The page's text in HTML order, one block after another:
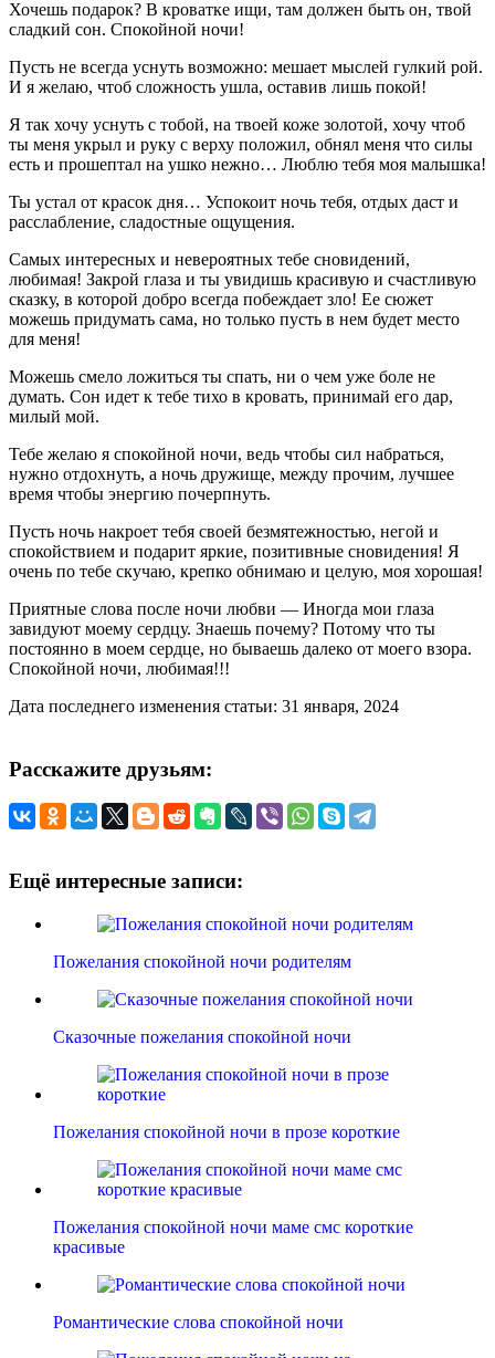
Хочешь подарок? В кроватке ищи, там должен быть он, твой
сладкий сон. Спокойной ночи!
Пусть не всегда уснуть возможно: мешает мыслей гулкий рой.
И я желаю, чтоб сложность ушла, оставив лишь покой!
Я так хочу уснуть с тобой, на твоей коже золотой, хочу чтоб
ты меня укрыл и руку с верху положил, обнял меня что силы
есть и прошептал на ушко нежно… Люблю тебя моя малышка!
Ты устал от красок дня… Успокоит ночь тебя, отдых даст и
расслабление, сладостные ощущения.
Самых интересных и невероятных тебе сновидений,
любимая! Закрой глаза и ты увидишь красивую и счастливую
сказку, в которой добро всегда побеждает зло! Ее сюжет
можешь придумать сама, но только пусть в нем будет место
для меня!
Можешь смело ложиться ты спать, ни о чем уже боле не
думать. Сон идет к тебе тихо в кровать, принимай его дар,
милый мой.
Тебе желаю я спокойной ночи, ведь чтобы сил набраться,
нужно отдохнуть, а ночь дружище, между прочим, лучшее
время чтобы энергию почерпнуть.
Пусть ночь накроет тебя своей безмятежностью, негой и
спокойствием и подарит яркие, позитивные сновидения! Я
очень по тебе скучаю, крепко обнимаю и целую, моя хорошая!
Приятные слова после ночи любви — Иногда мои глаза
завидуют моему сердцу. Знаешь почему? Потому что ты
постоянно в моем сердце, но бываешь далеко от моего взора.
Спокойной ночи, любимая!!!
Дата последнего изменения статьи: 31 января, 2024
Расскажите друзьям:
Ещё интересные записи:
Пожелания спокойной ночи родителям
Сказочные пожелания спокойной ночи
Пожелания спокойной ночи в прозе короткие
Пожелания спокойной ночи маме смс короткие
красивые
Романтические слова спокойной ночи